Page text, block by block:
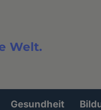
Welt.
Gesundheit